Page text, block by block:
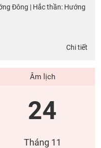
Đông | Hắc thần: Hướng
Chi tiết
Âm lịch
24
Tháng 11